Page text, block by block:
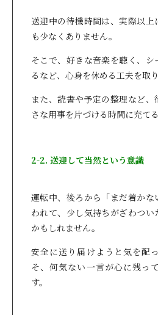
送迎中の待機時間は、実際以上
も少なくありません。
そこで、好きな音楽を聴く、
るなど、心身を休める工夫を取
また、読書や予定の整理など
さな用事を片づける時間に充て
2-2. 送迎して当然という意識
運転中、後ろから「まだ着か
われて、少し気持ちがざわつい
かもしれません。
安全に送り届けようと気を配
そ、何気ない一言が心に残っ
す。